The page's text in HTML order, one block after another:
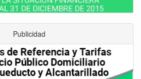
Publicidad